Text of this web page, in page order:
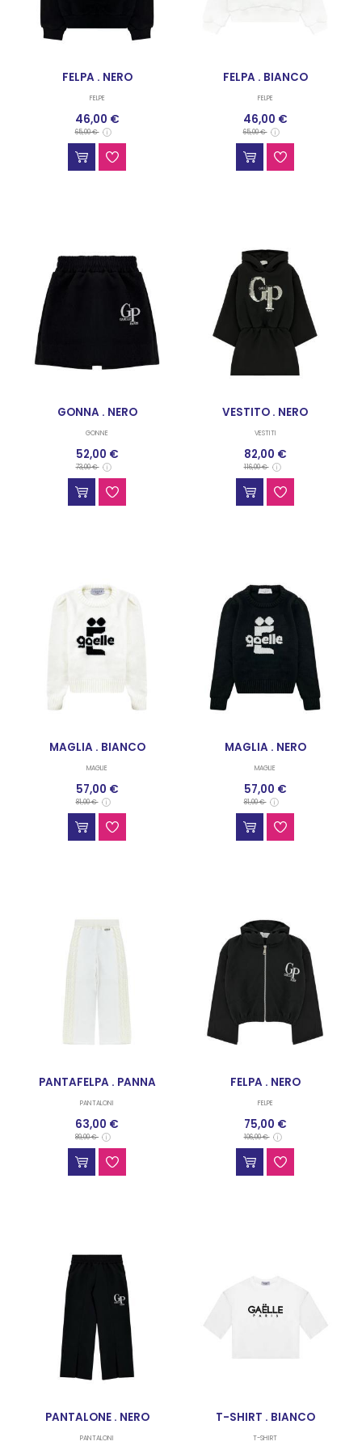
FELPA . NERO
FELPE
46,00 €
65,00 €
FELPA . BIANCO
FELPE
46,00 €
65,00 €
GONNA . NERO
GONNE
52,00 €
73,00 €
VESTITO . NERO
VESTITI
82,00 €
116,00 €
MAGLIA . BIANCO
MAGLIE
57,00 €
81,00 €
MAGLIA . NERO
MAGLIE
57,00 €
81,00 €
PANTAFELPA . PANNA
PANTALONI
63,00 €
89,00 €
FELPA . NERO
FELPE
75,00 €
106,00 €
PANTALONE . NERO
PANTALONI
T-SHIRT . BIANCO
T-SHIRT